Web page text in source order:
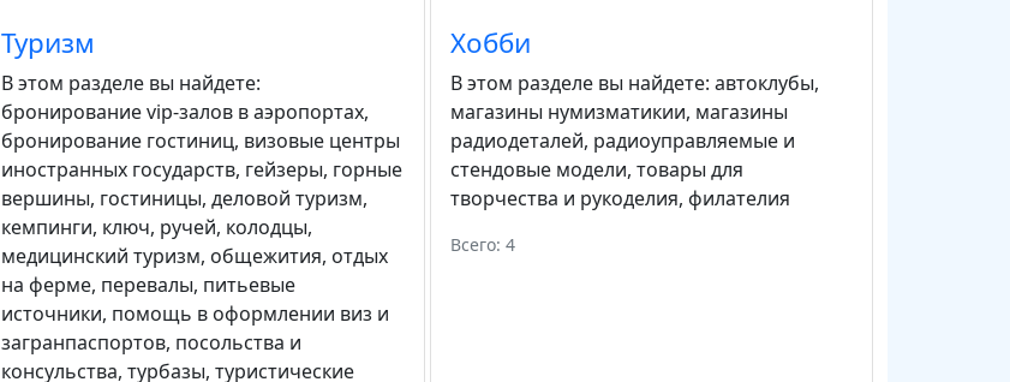
Туризм
В этом разделе вы найдете:
бронирование vip-залов в аэропортах,
бронирование гостиниц, визовые центры
иностранных государств, гейзеры, горные
вершины, гостиницы,деловой туризм,
кемпинги, ключ, ручей, колодцы,
медицинский туризм, общежития, отдых
на ферме, перевалы, питьевые
источники, помощь в оформлении виз и
загранпаспортов, посольства и
консульства,турбазы,туристические
Хобби
В этом разделе вы найдете: автоклубы,
магазины нумизматикии, магазины
радиодеталей, радиоуправляемые и
стендовые модели, товары для
творчества и рукоделия, филателия
Всего: 4